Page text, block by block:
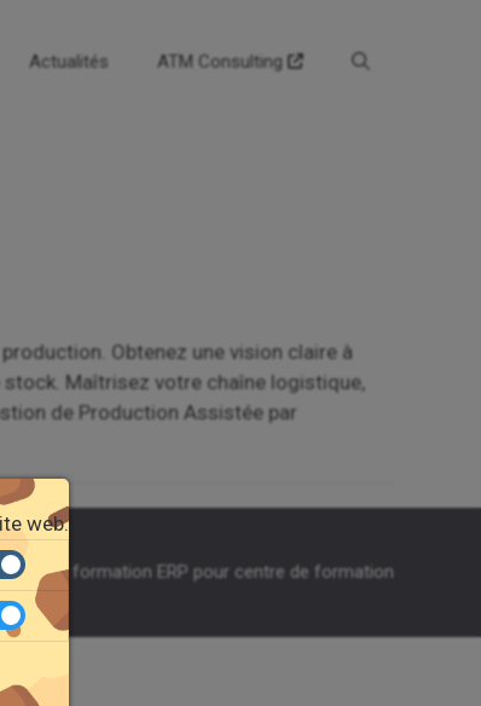
Actualités ATM Consulting
Obtenez une vision claire à
Maîtrisez votre chaîne logistique,
de Production Assistée par
Agefodd formation ERP pour centre de formation
web.